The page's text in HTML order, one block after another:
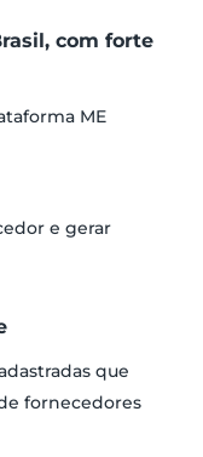
com forte
ME
e gerar
que
fornecedores